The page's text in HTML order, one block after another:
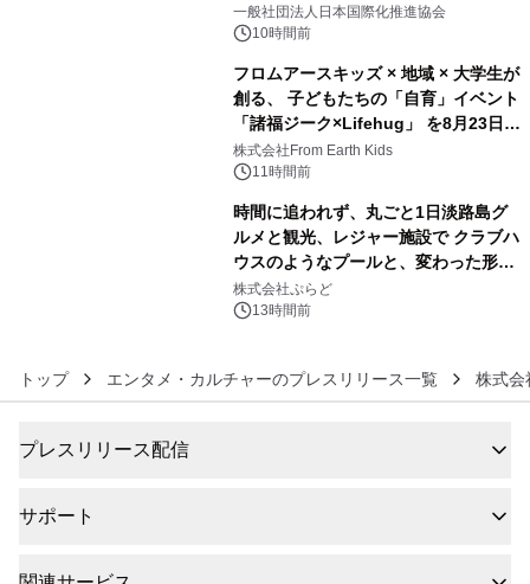
一般社団法人日本国際化推進協会
10時間前
フロムアースキッズ × 地域 × 大学生が
創る、 子どもたちの「自育」イベント
「諸福ジーク×Lifehug」 を8月23日
(日)開催
株式会社From Earth Kids
11時間前
時間に追われず、丸ごと1日淡路島グ
ルメと観光、レジャー施設で クラブハ
ウスのようなプールと、変わった形の
サウナも 「THE BOXY AWAJI」のお
得な素泊まり連泊プランで
株式会社ぷらど
13時間前
トップ エンタメ・カルチャーのプレスリリース一覧 株式会
プレスリリース配信
サポート